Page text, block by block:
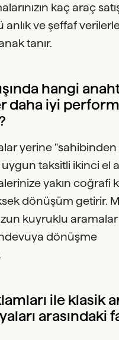
kaç araç
ve şeffaf
tanır.
hangi
daha iyi
yerine "sahibinden
uygun taksitli ikinci el
yakın coğrafi
dönüşüm getirir.
kuyruklu aramalar
dönüşme
ile klasik
arasındaki